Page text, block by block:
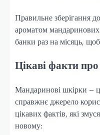
Правильне зберігання
ароматом мандаринових
банки раз на місяць,
Цікаві факти
Мандаринові шкірки –
справжнє джерело
цікавих фактів, які
новому: